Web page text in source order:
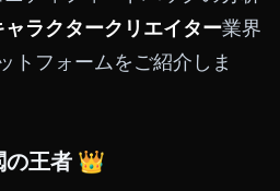
ラクタークリエイター業界
トフォームをご紹介しま
王者 👑